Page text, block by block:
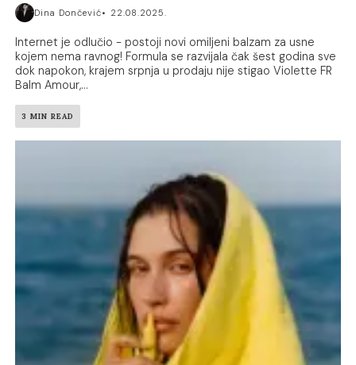
Dina Dončević 22.08.2025.
Internet je odlučio - postoji novi omiljeni balzam za usne
kojem nema ravnog! Formula se razvijala čak šest godina sve
dok napokon, krajem srpnja u prodaju nije stigao Violette FR
Balm Amour,...
3 MIN READ